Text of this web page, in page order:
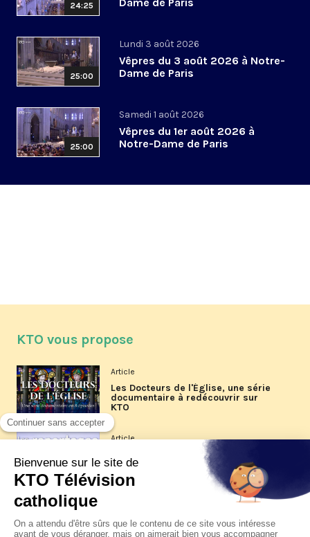
24:25
25:00
Lundi 3 août 2026
Vêpres du 3 août 2026 à Notre-
Dame de Paris
25:00
Samedi 1 août 2026
Vêpres du 1er août 2026 à
Notre-Dame de Paris
KTO vous propose
Article
Les Docteurs de l'Église, une série
documentaire à redécouvrir sur
KTO
Article
Les reportages d'été 2026 de KTO
La visite pastorale du pape Léon
XIV à Assise à suivre sur KTO le